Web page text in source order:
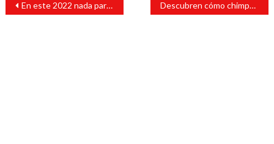
entradas
En este 2022 nada parará a “Cumbre Tajín”: Rafa Fararoni Descubren cómo chimpancés tratan sus heridas con insectos